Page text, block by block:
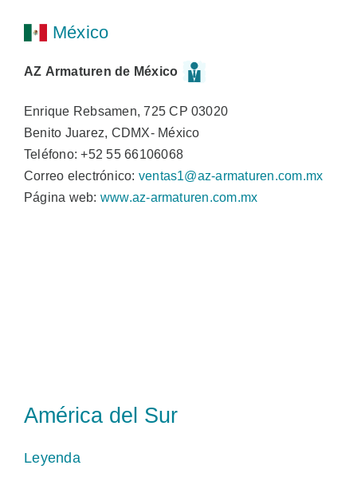
México
AZ Armaturen de México
Enrique Rebsamen, 725 CP 03020
Benito Juarez, CDMX- México
Teléfono: +52 55 66106068
Correo electrónico: ventas1@az-armaturen.com.mx
Página web: www.az-armaturen.com.mx
América del Sur
Leyenda